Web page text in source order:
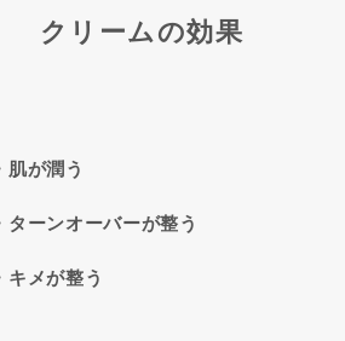
クリームの効果
肌が潤う
ターンオーバーが整う
キメが整う